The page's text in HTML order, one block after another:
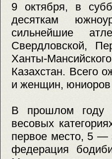
9 октября, в
десяткам
сильнейшие
Свердловской,
Ханты-
Казахстан. Всего
и женщин,
В прошлом году
весовых
первое место, 5 —
федерация